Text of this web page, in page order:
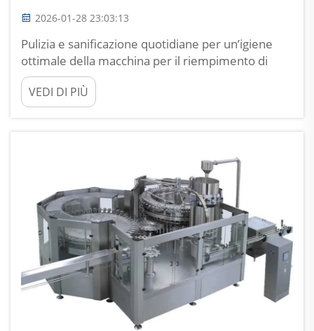
2026-01-28 23:03:13
Pulizia e sanificazione quotidiane per un’igiene
ottimale della macchina per il riempimento di
bevande gassate. Il rispetto rigoroso dei protocolli
igienici è imprescindibile nelle operazioni di
riempimento di bevande gassate. La
VEDI DI PIÙ